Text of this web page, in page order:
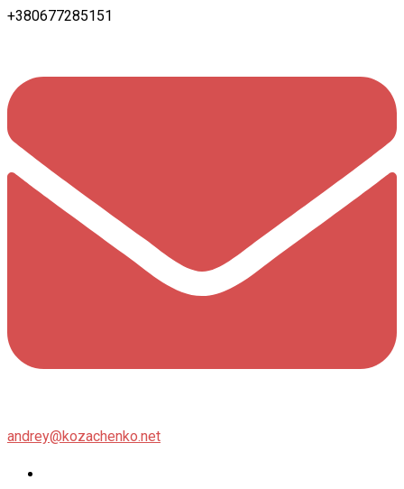
+380677285151
andrey@kozachenko.net